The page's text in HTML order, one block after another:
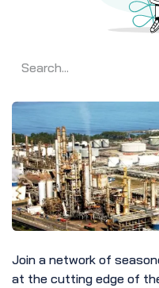
Join a network of
at the cutting edge of